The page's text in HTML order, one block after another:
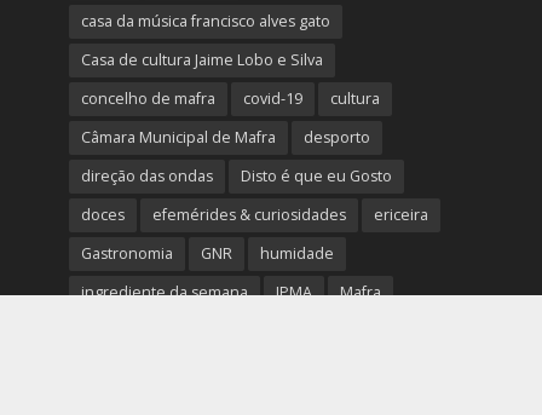
casa da música francisco alves gato
Casa de cultura Jaime Lobo e Silva
concelho de mafra
covid-19
cultura
Câmara Municipal de Mafra
desporto
direção das ondas
Disto é que eu Gosto
doces
efemérides & curiosidades
ericeira
Gastronomia
GNR
humidade
ingrediente da semana
IPMA
Mafra